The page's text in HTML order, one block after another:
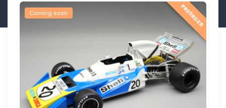
Coming soon PREORDER